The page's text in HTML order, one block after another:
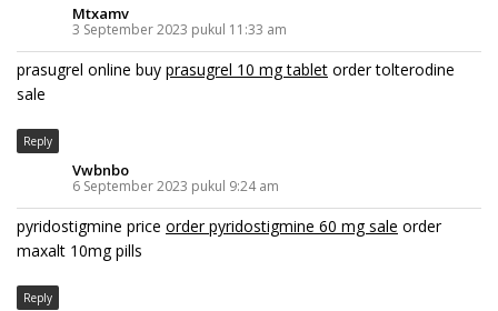
Mtxamv
3 September 2023 pukul 11:33 am
prasugrel online buy prasugrel 10 mg tablet order tolterodine
sale
Reply
Vwbnbo
6 September 2023 pukul 9:24 am
pyridostigmine price order pyridostigmine 60 mg sale order
maxalt 10mg pills
Reply